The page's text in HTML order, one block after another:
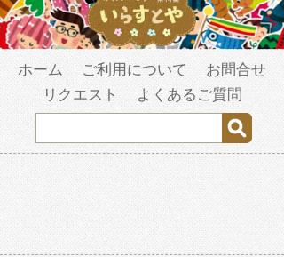
ホーム ご利用について
お問合せ
リクエスト
よくあるご質問